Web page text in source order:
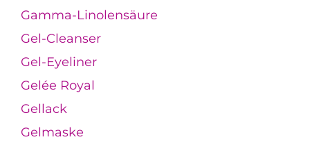
Gamma-Linolensäure
Gel-Cleanser
Gel-Eyeliner
Gelée Royal
Gellack
Gelmaske